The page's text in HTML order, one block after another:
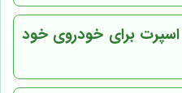
برای خودروی خود